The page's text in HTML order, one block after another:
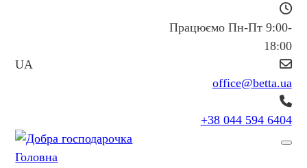
UA
Працюємо Пн-Пт 9:00-
18:00
office@betta.ua
+38 044 594 6404
Головна